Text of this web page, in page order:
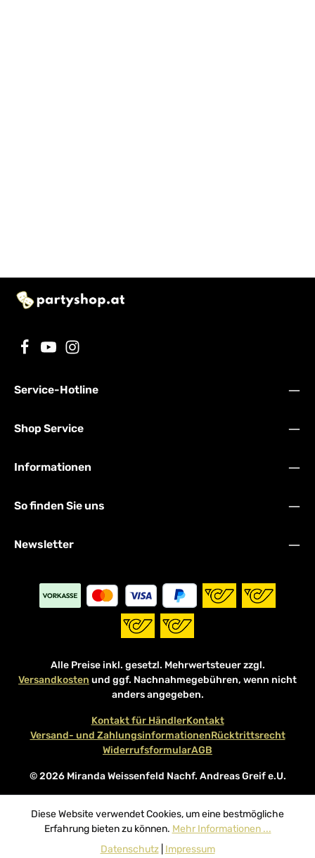
Service-Hotline
Shop Service
Informationen
So finden Sie uns
Newsletter
Alle Preise inkl. gesetzl. Mehrwertsteuer zzgl.
Versandkosten und ggf. Nachnahmegebühren, wenn nicht
anders angegeben.
© 2026 Miranda Weissenfeld Nachf. Andreas Greif e.U.
Kontakt für HändlerKontakt
Versand- und ZahlungsinformationenRücktrittsrecht
WiderrufsformularAGB
Diese Website verwendet Cookies, um eine bestmögliche
Erfahrung bieten zu können. Mehr Informationen ...
Datenschutz| Impressum